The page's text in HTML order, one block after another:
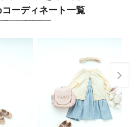
ーディネート一覧